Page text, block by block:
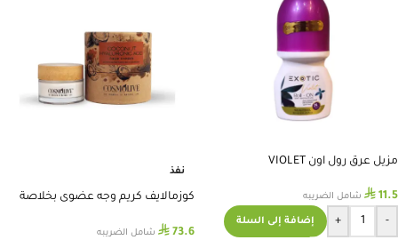
مزيل عرق رول اون VIOLET
⃁ 11.5 شامل الضريبه
-
+ إضافة إلى السلة
نفذ
كوزمالايف كريم وجه عضوى بخلاصة
⃁ 73.6 شامل الضريبه